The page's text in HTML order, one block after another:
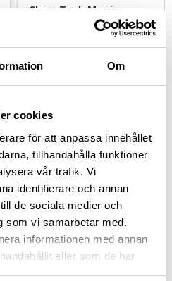
Om
cookies
för att anpassa innehållet
tillhandahålla funktioner
vår trafik. Vi
identifierare och annan
de sociala medier och
som vi samarbetar med.
informationen med annan
eller som de har
deras tjänster.
Show Tech Magic
Superabsorberande
66x43 cm, tjocklek 2 mm
89
även